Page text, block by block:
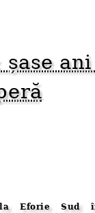
Eforie Sud